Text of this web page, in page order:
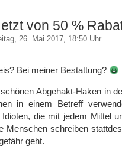
von 50 %
26. Mai 2017, 18:50 Uhr
Bei meiner Bestattung?
Abgehakt-Haken in
in einem Betreff
die mit jedem Mittel
Menschen schreiben
geht.